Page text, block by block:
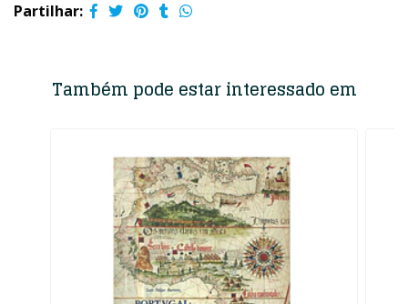
Partilhar:
Também pode estar interessado em